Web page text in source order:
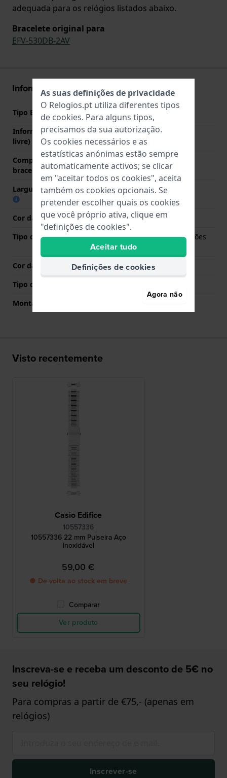
adequada para os relógios listados abaixo.
Bracelete original para
EFV-530DB-2AV
Informações bracelete
Tipo Bracelete
Aço inoxidável
Informação extra (texto
livre)
Stainless Steel Bracelet
Comprimento do pino (da
bracelete)
22 mm
Largura das extremidades 22 mm
Cor da bracelete
Prata
Tipo de Fecho
Fivela dobrável com botões
de pressão
Cor da fivela
Prata
Tipo de montagem
Montagem Reta
Visto recentemente
Casio Edifice
10557336
10557336 22 mm Pulseira Aço
Inoxidável
59,00 €
● De volta ao stock em breve
Comparar
Ver produto
Inscreva-se e receba um desconto de 5€ no
seu relógio!
Para compras a partir de €75,- (apenas em
relógios)
Inscrever-se
As suas definições de privacidade
O Relogios.pt utiliza diferentes tipos
de cookies. Para alguns tipos,
precisamos da sua autorização.
Os cookies necessários e as
estatísticas anónimas estão sempre
automaticamente activos; se clicar
em "aceitar todos os cookies", aceita
também os cookies opcionais. Se
pretender escolher quais os cookies
que você próprio ativa, clique em
"definições de cookies".
Aceitar tudo
Definições de cookies
Agora não